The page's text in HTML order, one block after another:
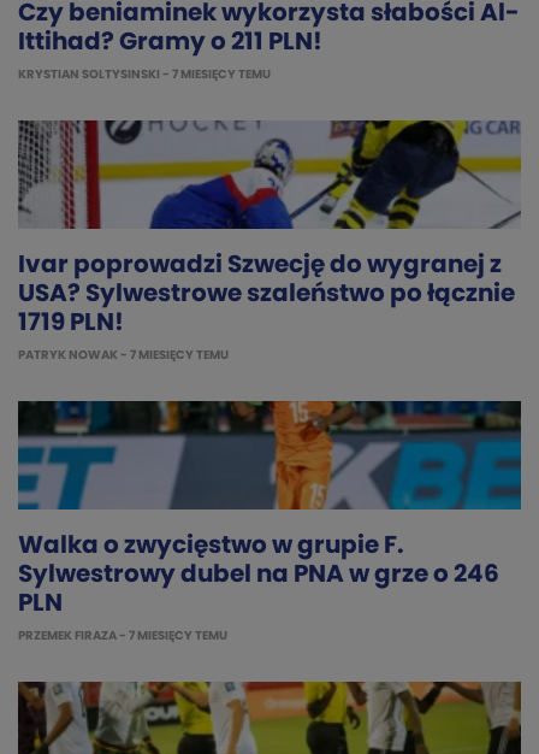
Czy beniaminek wykorzysta słabości Al-
Ittihad? Gramy o 211 PLN!
KRYSTIAN SOLTYSINSKI - 7 MIESIĘCY TEMU
Ivar poprowadzi Szwecję do wygranej z
USA? Sylwestrowe szaleństwo po łącznie
1719 PLN!
PATRYK NOWAK - 7 MIESIĘCY TEMU
Walka o zwycięstwo w grupie F.
Sylwestrowy dubel na PNA w grze o 246
PLN
PRZEMEK FIRAZA - 7 MIESIĘCY TEMU